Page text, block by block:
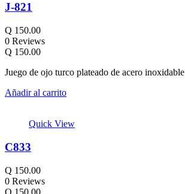
J-821
Q 150.00
0 Reviews
Q 150.00
Juego de ojo turco plateado de acero inoxidable
Añadir al carrito
Quick View
C833
Q 150.00
0 Reviews
Q 150.00